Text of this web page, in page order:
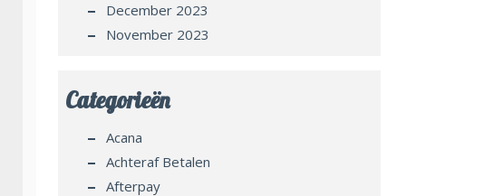
December 2023
November 2023
Categorieën
Acana
Achteraf Betalen
Afterpay